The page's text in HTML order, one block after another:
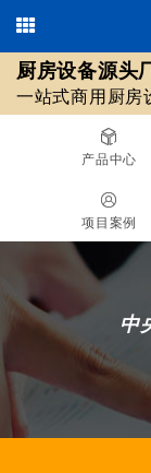
欢迎光临北京新兴荣
厨房设备源
一站式商用厨房
厨房设备源头
一站式商用厨房
产品中心
项目案例
中